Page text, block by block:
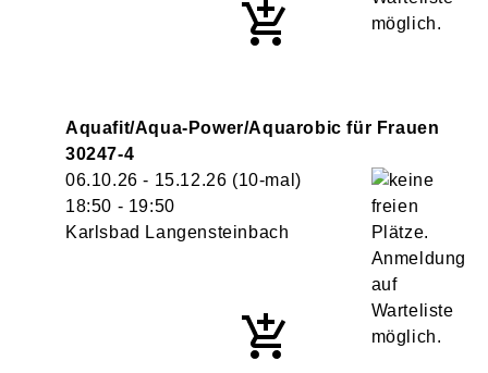
Aquafit/Aqua-Power/Aquarobic für Frauen
30247-4
06.10.26 - 15.12.26 (10-mal)
18:50 - 19:50
Karlsbad Langensteinbach